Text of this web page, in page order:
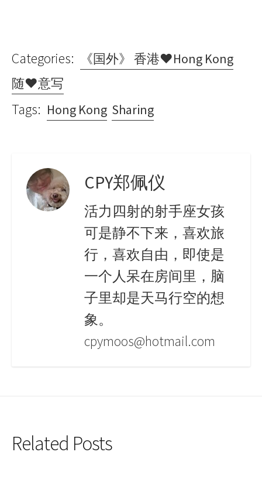
Categories:
《国外》 香港♥Hong Kong
随♥意写
Tags: Hong Kong Sharing
CPY郑佩仪
活力四射的射手座女孩
可是静不下来，喜欢旅
行，喜欢自由，即使是
一个人呆在房间里，脑
子里却是天马行空的想
象。
cpymoos@hotmail.com
Related Posts